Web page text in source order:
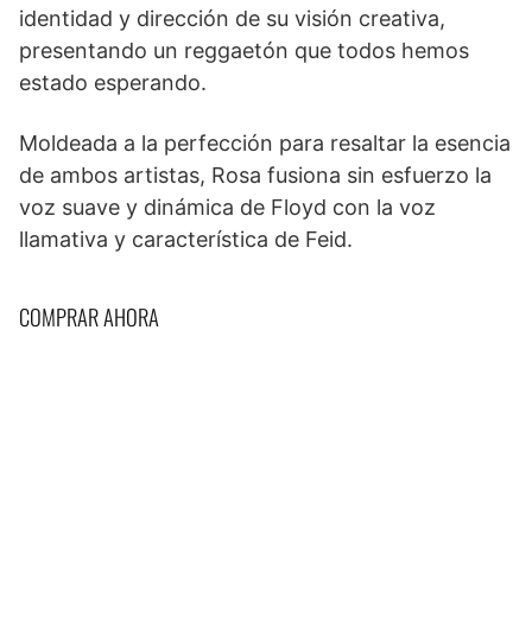
identidad y dirección de su visión creativa,
presentando un reggaetón que todos hemos
estado esperando.
Moldeada a la perfección para resaltar la esencia
de ambos artistas, Rosa fusiona sin esfuerzo la
voz suave y dinámica de Floyd con la voz
llamativa y característica de Feid.
COMPRAR AHORA